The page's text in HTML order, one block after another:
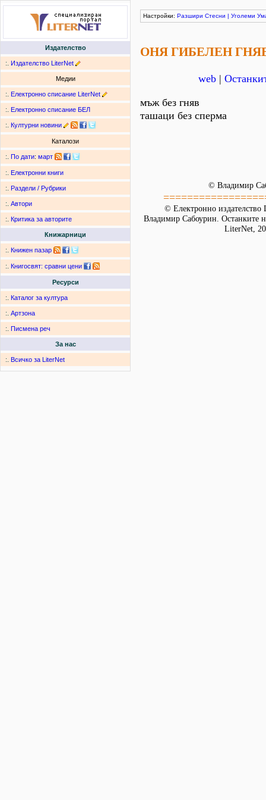
Издателство
:. Издателство LiterNet
Медии
:. Електронно списание LiterNet
:. Електронно списание БЕЛ
:. Културни новини
Каталози
:. По дати: март
:. Електронни книги
:. Раздели / Рубрики
:. Автори
:. Критика за авторите
Книжарници
:. Книжен пазар
:. Книгосвят: сравни цени
Ресурси
:. Каталог за култура
:. Артзона
:. Писмена реч
За нас
:. Всичко за LiterNet
Настройки: Разшири Стесни | Уголеми
ОНЯ ГИБЕЛЕН
web |
мъж без гняв
ташаци без сперма
© Владимир
© Електронно издателство
Владимир Сабоурин. Останките
LiterNet,